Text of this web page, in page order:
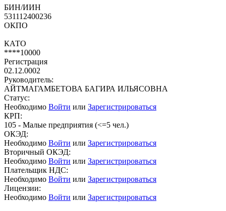
БИН/ИИН
531112400236
ОКПО
КАТО
****10000
Регистрация
02.12.0002
Руководитель:
АЙТМАГАМБЕТОВА БАГИРА ИЛЬЯСОВНА
Статус:
Необходимо Войти или Зарегистрироваться
КРП:
105 - Малые предприятия (<=5 чел.)
ОКЭД:
Необходимо Войти или Зарегистрироваться
Вторичный ОКЭД:
Необходимо Войти или Зарегистрироваться
Плательщик НДС:
Необходимо Войти или Зарегистрироваться
Лицензии:
Необходимо Войти или Зарегистрироваться